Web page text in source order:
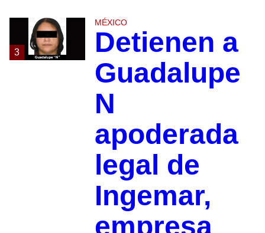
3
MÉXICO
Detienen a
Guadalupe
N
apoderada
legal de
Ingemar,
empresa